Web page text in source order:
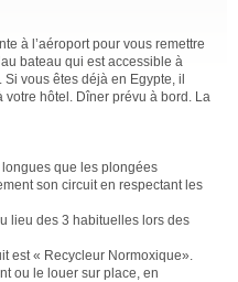
à l’aéroport pour vous remettre
bateau qui est accessible à
vous êtes déjà en Egypte, il
hôtel. Dîner prévu à bord. La
que les plongées
son circuit en respectant les
lieu des 3 habituelles lors des
est« Recycleur Normoxique».
ou le louer sur place, en